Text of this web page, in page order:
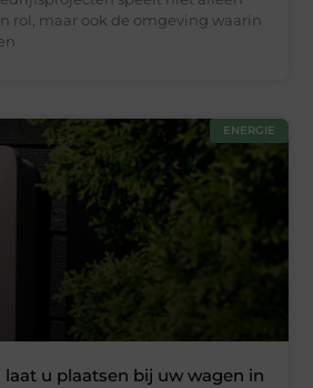
rol, maar ook de omgeving waarin
ENERGIE
laat u plaatsen bij uw wagen in